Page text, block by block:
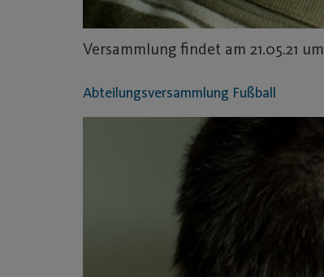
Versammlung findet am 21.05.21
Abteilungsversammlung Fußball